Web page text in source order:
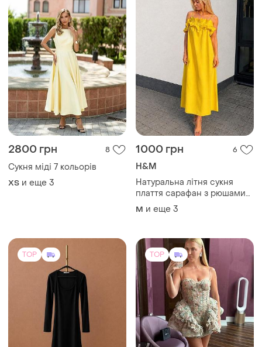
2800 грн 8
Сукня міді 7 кольорів
ХS и еще 3
1000 грн 6
H&M
Натуральна літня сукня
плаття сарафан з рюшами
оверсайз вільного крою
льоля h&m
M и еще 3
TOP TOP